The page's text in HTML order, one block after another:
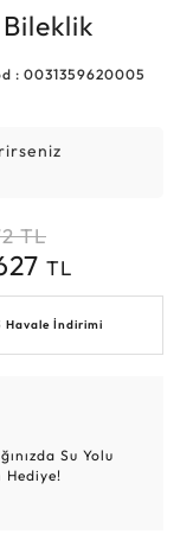
Bileklik
: 0031359620005
TL
TL
Havale İndirimi
Su Yolu
Hediye!